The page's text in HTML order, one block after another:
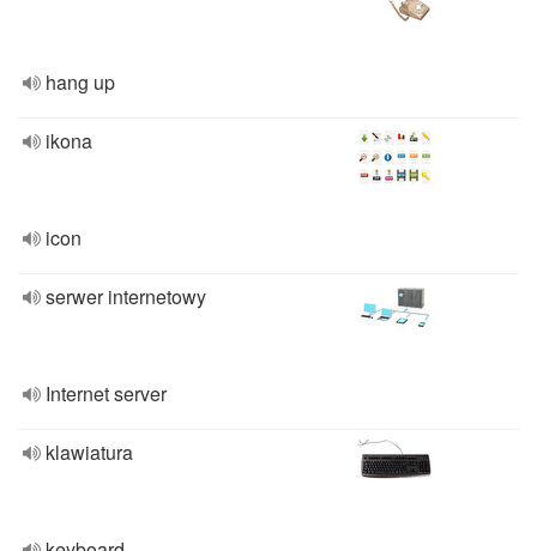
hang up
ikona
icon
serwer internetowy
Internet server
klawiatura